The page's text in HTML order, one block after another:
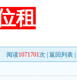
租
阅读1071701次 | 返回列表